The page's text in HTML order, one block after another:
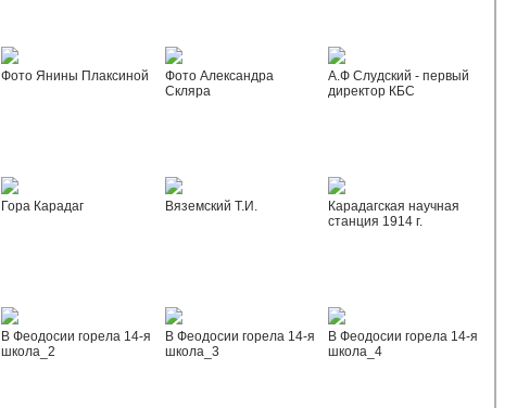
Фото Янины Плаксиной
Фото Александра
Скляра
А.Ф Слудский - первый
директор КБС
Гора Карадаг Вяземский Т.И.
Карадагская научная
станция 1914 г.
В Феодосии горела 14-я
школа_2
В Феодосии горела 14-я
школа_3
В Феодосии горела 14-я
школа_4